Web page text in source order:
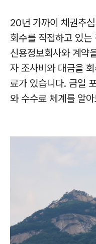
20년 가까이 채권추
회수를 직접하고 있는
신용정보회사와 계약
자 조사비와 대금을
료가 있습니다. 금일
와 수수료 체계를 알